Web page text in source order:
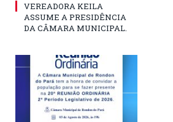
VEREADORA KEILA
ASSUME A PRESIDÊNCIA
DA CÂMARA MUNICIPAL.